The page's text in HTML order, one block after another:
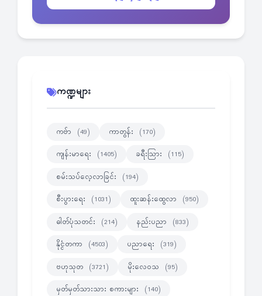
ကဏ္ဍများ
ကဗ်ာ (49) ကာတွန်း (170)
ကျန်းမာရေး (1405) ခရီးသြား (115)
စမ်းသပ်လေ့လာခြင်း (194)
စီးပွားရေး (1031) ထူးဆန်းထွေလာ (950)
ဓါတ်ပုံသတင်း (214) နည်းပညာ (833)
နိုင္ငံတကာ (4503) ပညာရေး (319)
ဗဟုသုတ (3721) မိုးလေဝသ (95)
မှတ်မှတ်သားသား စကားများ (140)